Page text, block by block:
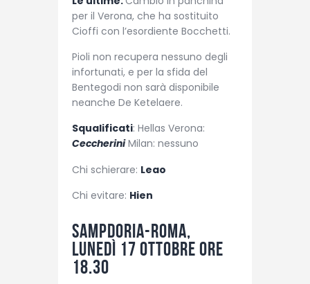
per il Verona, che ha sostituito
Cioffi con l’esordiente Bocchetti.
Pioli non recupera nessuno degli
infortunati, e per la sfida del
Bentegodi non sarà disponibile
neanche De Ketelaere.
Squalificati: Hellas Verona:
CeccheriniMilan: nessuno
Chi schierare: Leao
Chi evitare: Hien
Sampdoria-Roma,
lunedì 17 ottobre ore
18.30